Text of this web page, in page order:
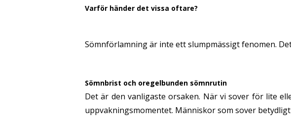
Varför händer det vissa oftare?
Sömnförlamning är inte ett slumpmässigt fenomen.
Sömnbrist och oregelbunden sömnrutin
Det är den vanligaste orsaken. När vi sover för lite
uppvakningsmomentet. Människor som sover